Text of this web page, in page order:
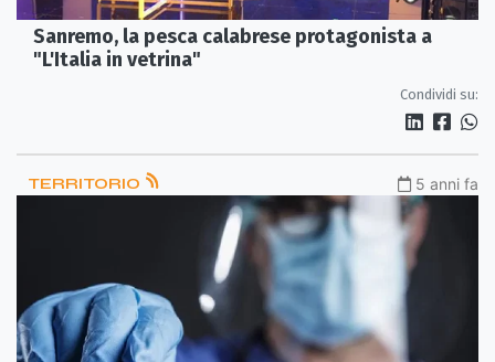
Sanremo, la pesca calabrese protagonista a
"L'Italia in vetrina"
Condividi su:
TERRITORIO 5 anni fa